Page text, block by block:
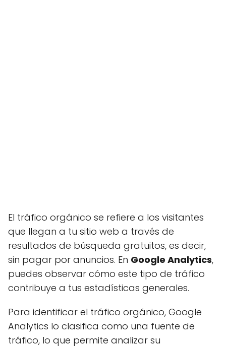
El tráfico orgánico se refiere a los visitantes
que llegan a tu sitio web a través de
resultados de búsqueda gratuitos, es decir,
sin pagar por anuncios. En Google Analytics,
puedes observar cómo este tipo de tráfico
contribuye a tus estadísticas generales.
Para identificar el tráfico orgánico, Google
Analytics lo clasifica como una fuente de
tráfico, lo que permite analizar su